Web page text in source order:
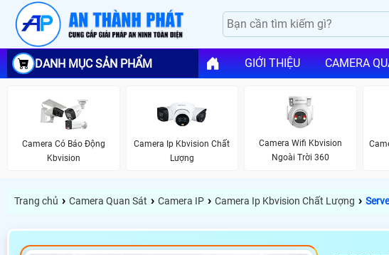
DANH MỤC SẢN PHẨM GIỚI THIỆU CAMERA
Camera Có Báo Động
Kbvision
Camera Ip Kbvision Chất
Lượng
Camera Wifi Kbvision
Ngoài Trời 360
Trang chủ › Camera Quan Sát › Camera IP › Camera Ip Kbvision Chất Lượng ›